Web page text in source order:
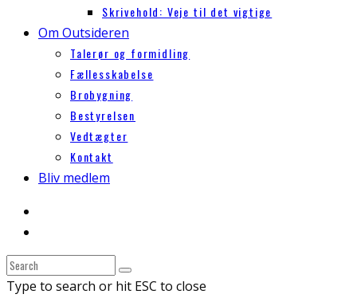
Skrivehold: Veje til det vigtige
Om Outsideren
Talerør og formidling
Fællesskabelse
Brobygning
Bestyrelsen
Vedtægter
Kontakt
Bliv medlem
Type to search or hit ESC to close